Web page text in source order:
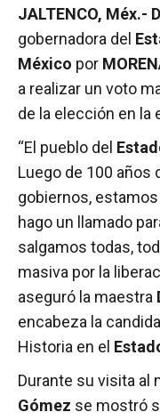
JALTENCO, Méx.-
gobernadora del
México por
a realizar un voto
de la elección en la
“El pueblo del
Luego de 100 años
gobiernos,
hago un llamado
salgamos todas,
masiva por la
aseguró la maestra
encabeza la
Historia en el
Durante su visita al
Gómez se mostró